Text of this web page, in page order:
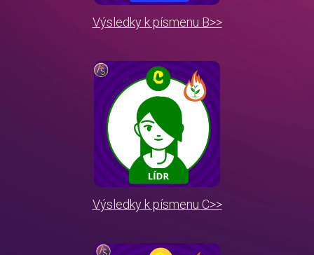
Výsledky k písmenu B>>
Výsledky k písmenu C>>